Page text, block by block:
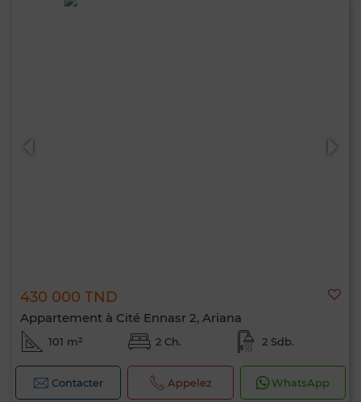
430 000 TND
Appartement à Cité Ennasr 2, Ariana
101 m² 2 Ch. 2 Sdb.
Contacter Appelez WhatsApp